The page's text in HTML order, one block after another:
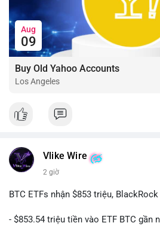
Aug
09
Buy Old Yahoo Accounts
Los Angeles
Vlike Wire
2 giờ
BTC ETFs nhận $853 triệu,
- $853.54 triệu tiền vào ETF BTC gần